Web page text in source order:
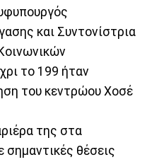
και Συντονίστρια
το 199 ήταν
του κεντρώου Χοσέ
της στα
σημαντικές θέσεις